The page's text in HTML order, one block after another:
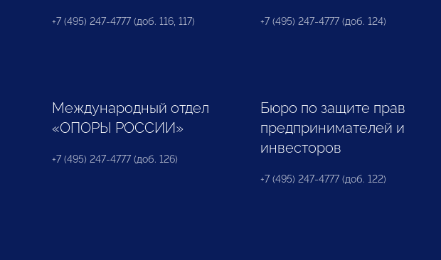
+7 (495) 247-4777 (доб. 116, 117) +7 (495) 247-4777 (доб. 124)
Международный отдел
«ОПОРЫ РОССИИ»
+7 (495) 247-4777 (доб. 126)
Бюро по защите прав
предпринимателей и
инвесторов
+7 (495) 247-4777 (доб. 122)